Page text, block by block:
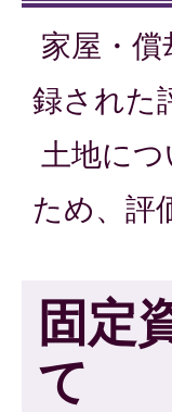
家屋・
録された
土地に
ため、評
固定
て